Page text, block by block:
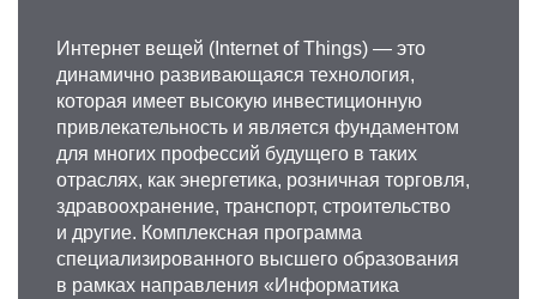
Интернет вещей (Internet of Things) — это
динамично развивающаяся технология,
которая имеет высокую инвестиционную
привлекательность и является фундаментом
для многих профессий будущего в таких
отраслях, как энергетика, розничная торговля,
здравоохранение, транспорт, строительство
и другие. Комплексная программа
специализированного высшего образования
в рамках направления «Информатика